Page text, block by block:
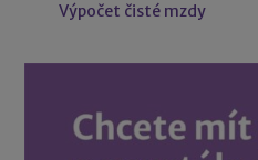
Výpočet čisté mzdy